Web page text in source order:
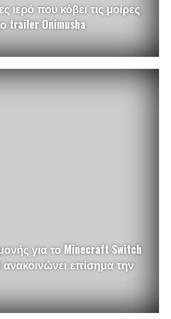
ιερό που κόβει τις μοίρες
trailer Onimusha
για το Minecraft Switch
επίσημα την